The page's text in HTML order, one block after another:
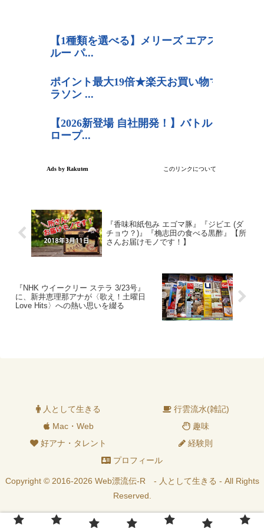
『香味和紙包み エゴマ豚』『ジビエ (ダ
チョウ？)』『桷志田の食べる黒酢』【所
さんお届けモノです！】
『NHK ウイークリー ステラ 3/23号』
に、新井恵理那アナが〈歌え！土曜日
Love Hits〉への熱い思いを綴る
人として生きる
行雲流水(雑記)
Mac・Web
趣味
好アナ・タレント
経験則
プロフィール
Copyright © 2016-2026 Web漂流伝-R - 人として生きる - All Rights
Reserved.